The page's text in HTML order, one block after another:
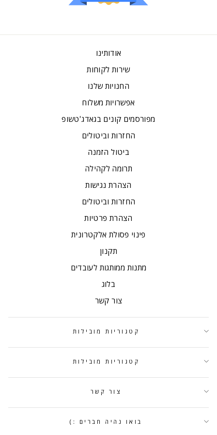
אודותינו
שירות לקוחות
החנויות שלנו
אפשרויות משלוח
מפורסמים קונים בגאדג'טשופ
החזרות וביטולים
ביטול הזמנה
תרומה לקהילה
הצהרת נגישות
החזרות וביטולים
הצהרת פרטיות
פינוי פסולת אלקטרונית
תקנון
מתנות ממותגות לעובדים
בלוג
צור קשר
קטגוריות מובילות
קטגוריות מובילות
צור קשר
בואו נהיה חברים :)